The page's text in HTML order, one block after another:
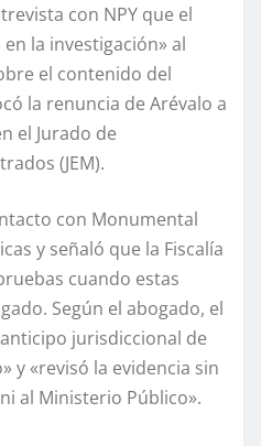
con NPY que el
la investigación» al
el contenido del
la renuncia de Arévalo a
el Jurado de
(JEM).
con Monumental
y señaló que la Fiscalía
cuando estas
Según el abogado, el
jurisdiccional de
y «revisó la evidencia sin
al Ministerio Público».